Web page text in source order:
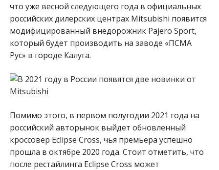
что уже весной следующего года в официальных
российских дилерских центрах Mitsubishi появится
модифицированный внедорожник Pajero Sport,
который будет производить на заводе «ПСМА
Рус» в городе Калуга.
Помимо этого, в первом полугодии 2021 года на
российский авторынок выйдет обновленный
кроссовер Eclipse Cross, чья премьера успешно
прошла в октябре 2020 года. Стоит отметить, что
после рестайлинга Eclipse Cross может